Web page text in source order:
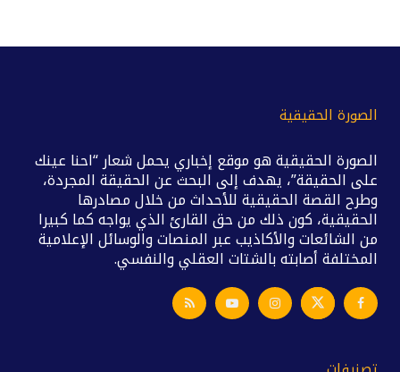
الصورة الحقيقية
الصورة الحقيقية هو موقع إخباري يحمل شعار “احنا عينك
على الحقيقة”، يهدف إلى البحث عن الحقيقة المجردة،
وطرح القصة الحقيقية للأحداث من خلال مصادرها
الحقيقية، كون ذلك من حق القارئ الذي يواجه كما كبيرا
من الشائعات والأكاذيب عبر المنصات والوسائل الإعلامية
المختلفة أصابته بالشتات العقلي والنفسي.